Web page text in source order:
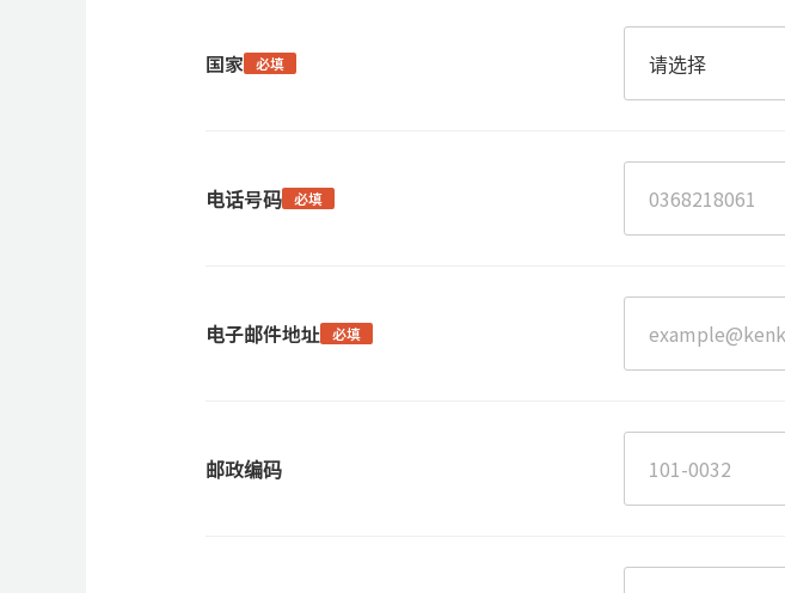
国家 必填
电话号码 必填
电子邮件地址 必填
邮政编码